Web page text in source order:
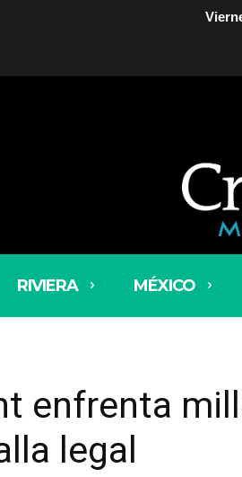
RIVIERA MÉXICO
enfrenta
legal